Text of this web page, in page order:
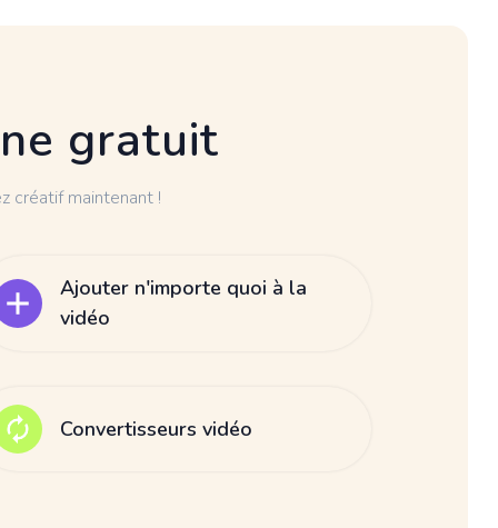
gratuit
créatif maintenant !
Ajouter n'importe quoi à la
vidéo
Convertisseurs vidéo